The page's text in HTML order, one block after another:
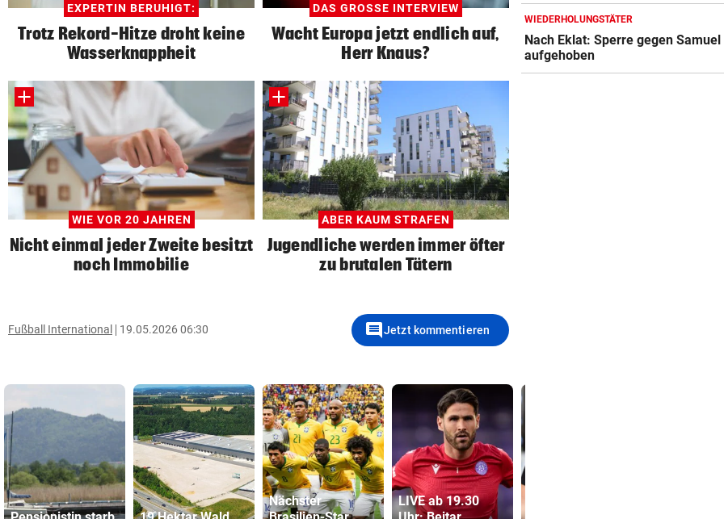
EXPERTIN BERUHIGT:
Trotz Rekord-Hitze droht keine
Wasserknappheit
DAS GROSSE INTERVIEW
Wacht Europa jetzt endlich auf,
Herr Knaus?
WIE VOR 20 JAHREN
Nicht einmal jeder Zweite besitzt
noch Immobilie
ABER KAUM STRAFEN
Jugendliche werden immer öfter
zu brutalen Tätern
Fußball International 19.05.2026 06:30 commentJetzt kommentieren
Nächster
LIVE ab 19.30
WIEDERHOLUNGSTÄTER
Nach Eklat: Sperre gegen Samuel
aufgehoben